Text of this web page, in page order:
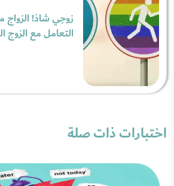
زوجي شاذ! الزواج
التعامل مع الزوج
اختبارات ذات صلة